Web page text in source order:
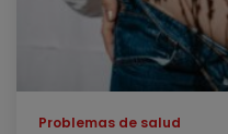
Problemas de salud